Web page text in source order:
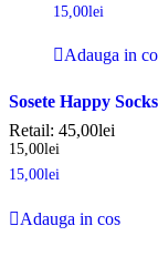
15,00lei
Adauga in
Sosete Happy Socks
Retail: 45,00lei
15,00lei
15,00lei
Adauga in cos